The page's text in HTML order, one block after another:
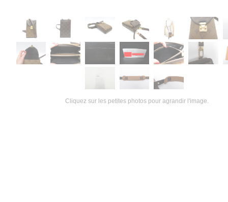
Cliquez sur les petites photos pour agrandir l'image.